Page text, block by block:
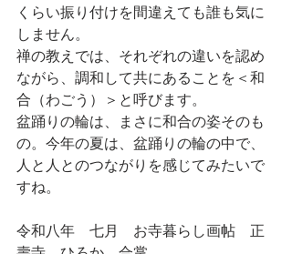
くらい振り付けを間違えても誰も気に
しません。
禅の教えでは、それぞれの違いを認め
ながら、調和して共にあることを＜和
合（わごう）＞と呼びます。
盆踊りの輪は、まさに和合の姿そのも
の。今年の夏は、盆踊りの輪の中で、
人と人とのつながりを感じてみたいで
すね。
令和八年　七月　お寺暮らし画帖　正